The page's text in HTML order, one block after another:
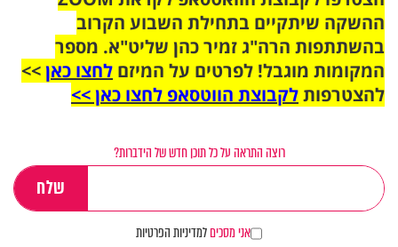
ההשקה שיתקיים בתחילת השבוע הקרוב
בהשתתפות הרה"ג זמיר כהן שליט"א. מספר
המקומות מוגבל! לפרטים על המיזם לחצו כאן>>
להצטרפותלקבוצת הווטסאפ לחצו כאן >>
רוצה התראה על כל תוכן חדש של הידברות?
אני מסכיםלמדיניות הפרטיות